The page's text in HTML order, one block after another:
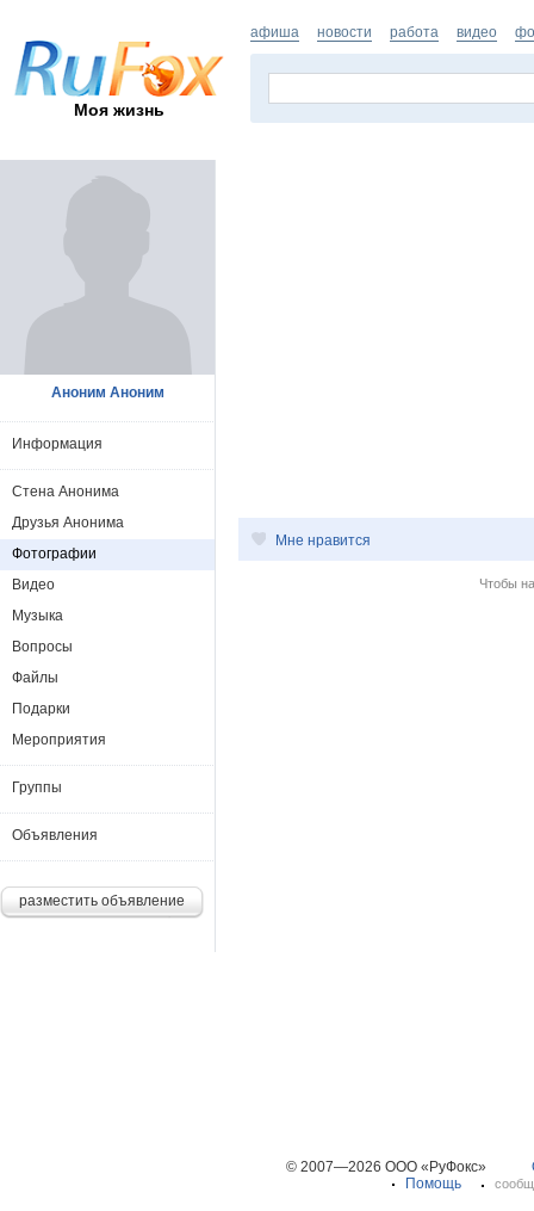
Моя жизнь
афиша новости работа видео
Мне нравится
Чтобы
Аноним Аноним
Информация
Стена Анонима
Друзья Анонима
Фотографии
Видео
Музыка
Вопросы
Файлы
Подарки
Мероприятия
Группы
Объявления
разместить объявление
© 2007—2026 ООО «РуФокс»
Помощь